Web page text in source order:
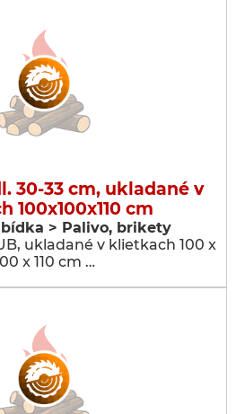
30-33 cm, ukladané v
100x100x110 cm
> Palivo, brikety
ukladané v klietkach 100 x
x 110 cm …